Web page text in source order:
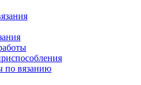
по вязанию